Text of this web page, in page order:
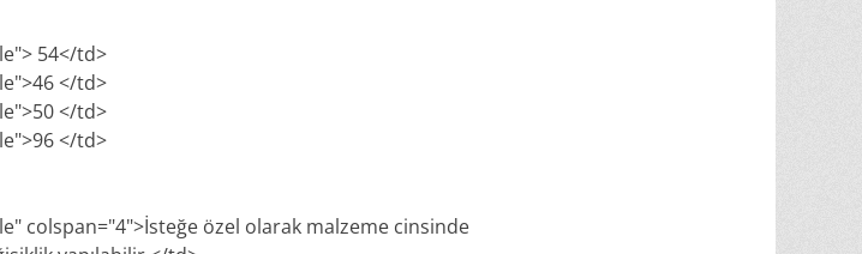
54</td>
</td>
</td>
</td>
colspan="4">İsteğe özel olarak malzeme cinsinde